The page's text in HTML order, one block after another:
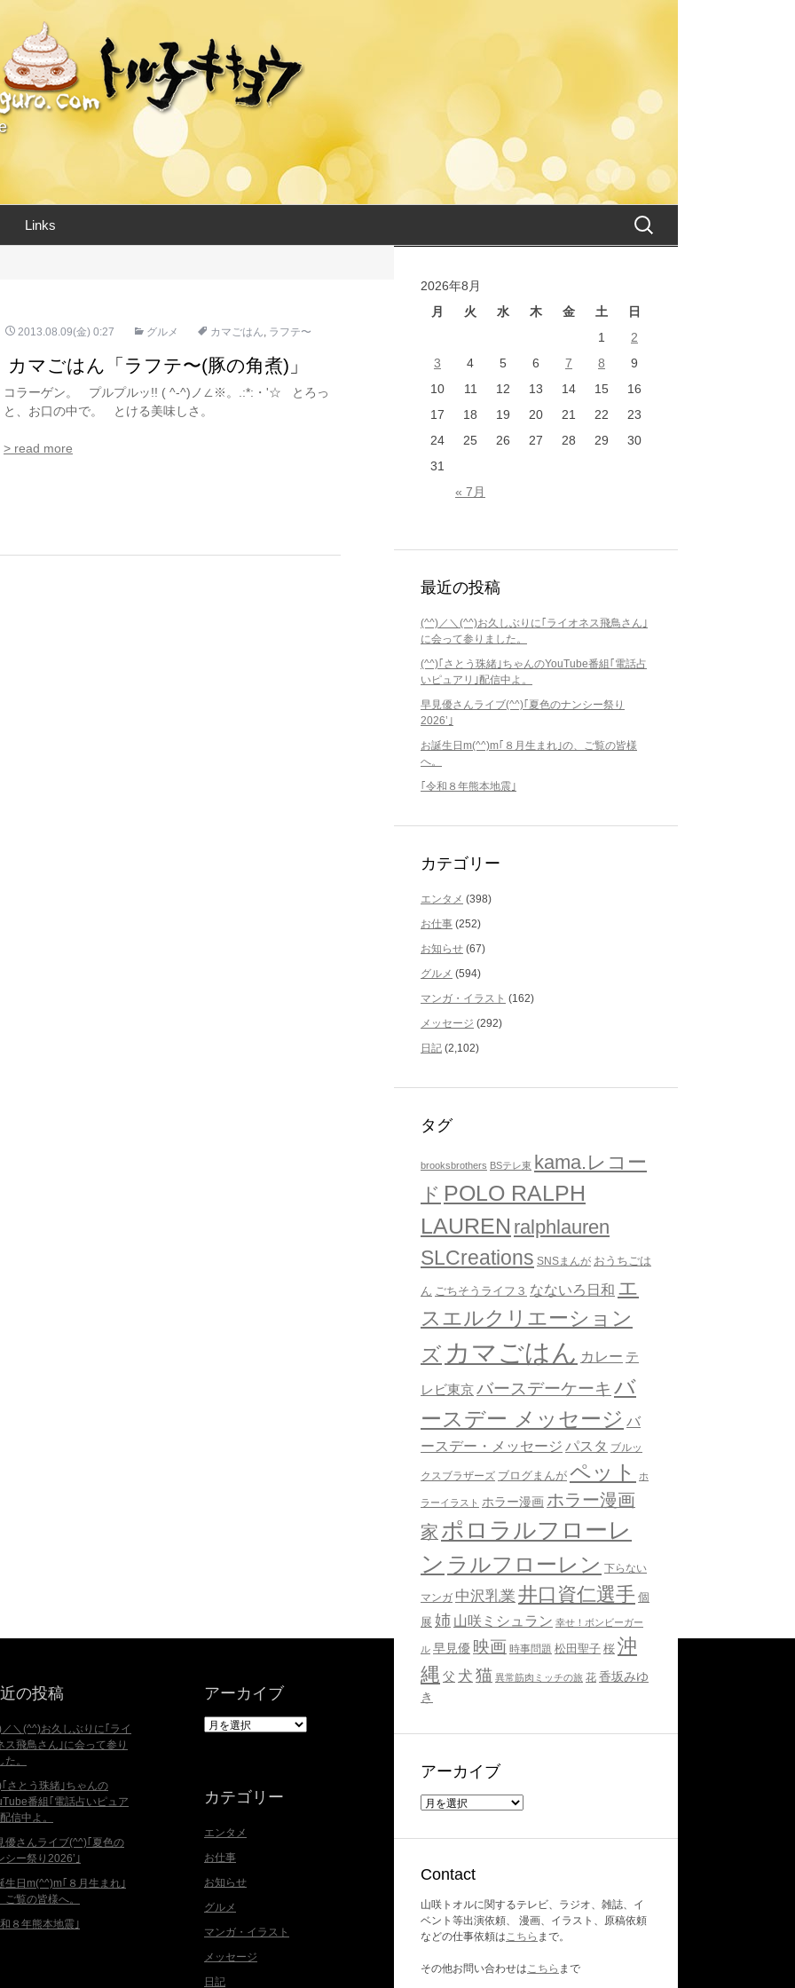
Links
検
2013.08.09(金) 0:27 グルメ カマごはん, ラフテ〜
カマごはん「ラフテ〜(豚の角煮)」
コラーゲン。 プルプルッ!! ( ^-^)ノ∠※。.:*:・'☆ とろっ
と、お口の中で。 とける美味しさ。
> read more
2026年8月
月
火 水 木 金 土 日
« 7月
1
2
3
4 5 6 7 8
9
10
11 12 13 14 15
16
17
18 19 20 21 22
23
24
25 26 27 28 29
30
31
最近の投稿
(^^)／＼(^^)お久しぶりに｢ライオネス飛鳥さん｣
に会って参りました。
(^^)｢さとう珠緒｣ちゃんのYouTube番組｢電話占
いピュアリ｣配信中よ。
早見優さんライブ(^^)｢夏色のナンシー祭り
2026’｣
お誕生日m(^^)m｢８月生まれ｣の、ご覧の皆様
へ。
｢令和８年熊本地震｣
カテゴリー
エンタメ (398)
お仕事 (252)
お知らせ (67)
グルメ (594)
マンガ・イラスト (162)
メッセージ (292)
日記 (2,102)
タグ
brooksbrothers BSテレ東 kama.レコー
ド POLO RALPH
LAUREN ralphlauren
SLCreations SNSまんが おうちごは
ん ごちそうライフ３ なないろ日和 エ
スエルクリエーション
ズ カマごはん カレー テ
レビ東京バースデーケーキ バ
ースデー メッセージ バ
ースデー・メッセージ パスタ ブルッ
クスブラザーズ ブログまんが ペット ホ
ラーイラスト ホラー漫画 ホラー漫画
家 ポロラルフローレ
ン ラルフローレン 下らない
マンガ 中沢乳業 井口資仁選手 個
展 姉 山咲ミシュラン 幸せ！ボンビーガー
ル 早見優 映画 時事問題 松田聖子 桜 沖
縄 父 犬 猫 異常筋肉ミッチの旅 花 香坂みゆ
き
アーカイブ
ア
ブ
Contact
山咲トオルに関するテレビ、ラジオ、雑誌、イ
ベント等出演依頼、 漫画、イラスト、原稿依頼
などの仕事依頼はこちら まで。
その他お問い合わせはこちら まで
の投稿
＼(^^)お久しぶりに｢ライ
ス飛鳥さん｣に会って参り
た。
さとう珠緒｣ちゃんの
番組｢電話占いピュア
信中よ。
優さんライブ(^^)｢夏色の
シー祭り2026’｣
生日m(^^)m｢８月生まれ｣
ご覧の皆様へ。
８年熊本地震｣
アーカイブ
ア
ブ
カテゴリー
エンタメ
お仕事
お知らせ
グルメ
マンガ・イラスト
メッセージ
日記